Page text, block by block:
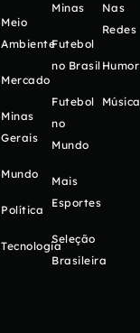
Meio
Ambiente
Mercado
Minas
Gerais
Mundo
Política
Tecnologia
Minas
Futebol
no Brasil
Futebol
no
Mundo
Mais
Esportes
Seleção
Brasileira
Nas
Redes
Humor
Música